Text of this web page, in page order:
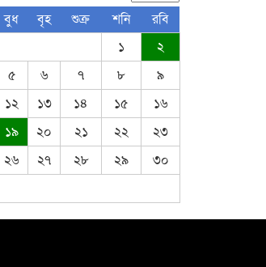
জকিগঞ্জ-কানাইঘাটসহ দেশবাসীকে
ঈদুল ফিতরের শুভেচ্ছা জানিয়েছেন:
ঈদ-উল আজহার শুভেচ্ছা জানিয়েছেন
সৈয়দ মুস্তাক উদ্দিন আহমদ
বুধ বৃহ শুক্র শনি
রবি
১
২
৫ ৬ ৭ ৮
৯
১২ ১৩ ১৪ ১৫
১৬
১৯ ২০ ২১ ২২
২৩
২৬ ২৭ ২৮ ২৯
৩০